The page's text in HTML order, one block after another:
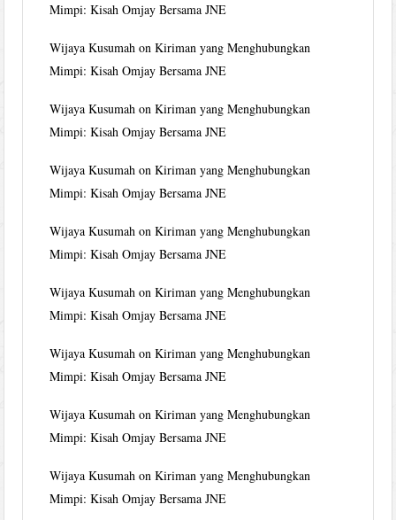
Mimpi: Kisah Omjay Bersama JNE
Wijaya Kusumah onKiriman yang Menghubungkan
Mimpi: Kisah Omjay Bersama JNE
Wijaya Kusumah onKiriman yang Menghubungkan
Mimpi: Kisah Omjay Bersama JNE
Wijaya Kusumah onKiriman yang Menghubungkan
Mimpi: Kisah Omjay Bersama JNE
Wijaya Kusumah onKiriman yang Menghubungkan
Mimpi: Kisah Omjay Bersama JNE
Wijaya Kusumah onKiriman yang Menghubungkan
Mimpi: Kisah Omjay Bersama JNE
Wijaya Kusumah onKiriman yang Menghubungkan
Mimpi: Kisah Omjay Bersama JNE
Wijaya Kusumah onKiriman yang Menghubungkan
Mimpi: Kisah Omjay Bersama JNE
Wijaya Kusumah onKiriman yang Menghubungkan
Mimpi: Kisah Omjay Bersama JNE